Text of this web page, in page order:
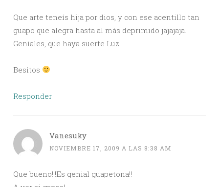
Que arte teneís hija por dios, y con ese acentillo tan
guapo que alegra hasta al más deprimido jajajaja.
Geniales, que haya suerte Luz.
Besitos
Responder
Vanesuky
NOVIEMBRE 17, 2009 A LAS 8:38 AM
Que bueno!!!Es genial guapetona!!